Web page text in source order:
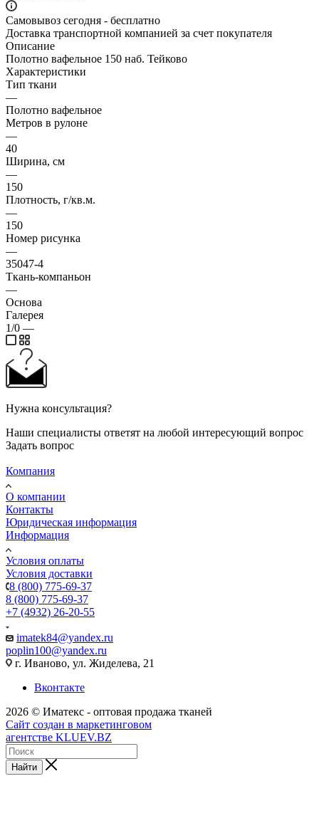
Самовывоз сегодня - бесплатно
Доставка транспортной компанией за счет покупателя
Описание
Полотно вафельное 150 наб. Тейково
Характеристики
Тип ткани
—
Полотно вафельное
Метров в рулоне
—
40
Ширина, см
—
150
Плотность, г/кв.м.
—
150
Номер рисунка
—
35047-4
Ткань-компаньон
—
Основа
Галерея
1/0 —
Нужна консультация?
Наши специалисты ответят на любой интересующий вопрос
Задать вопрос
Компания
О компании
Контакты
Юридическая информация
Информация
Условия оплаты
Условия доставки
8 (800) 775-69-37
8 (800) 775-69-37
+7 (4932) 26-20-55
imatek84@yandex.ru
poplin100@yandex.ru
г. Иваново, ул. Жиделева, 21
Вконтакте
2026 © Иматекс - оптовая продажа тканей
Сайт создан в маркетинговом
агентстве KLUEV.BZ
Найти